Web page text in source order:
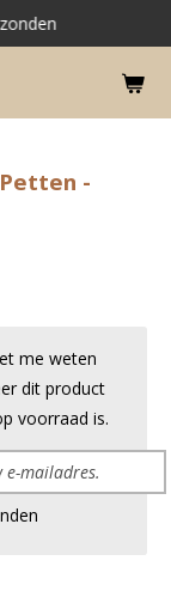
-
me weten
dit product
voorraad is.